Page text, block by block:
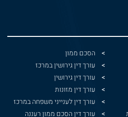
הסכם ממון
עורך דין גירושין במרכז
עורך דין גירושין
עורך דין מזונות
עורך דין לענייני משפחה במרכז
עורך דין הסכם ממון רעננה